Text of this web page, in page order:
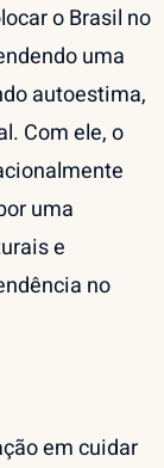
o Brasil no
uma
autoestima,
Com ele, o
uma
e
no
em cuidar